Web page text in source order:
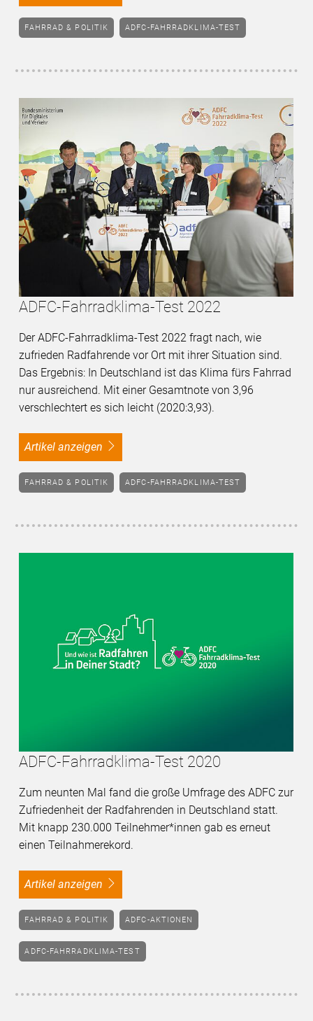
FAHRRAD & POLITIK ADFC-FAHRRADKLIMA-TEST
ADFC-Fahrradklima-Test 2022
Der ADFC-Fahrradklima-Test 2022 fragt nach, wie
zufrieden Radfahrende vor Ort mit ihrer Situation sind.
Das Ergebnis: In Deutschland ist das Klima fürs Fahrrad
nur ausreichend. Mit einer Gesamtnote von 3,96
verschlechtert es sich leicht (2020:3,93).
Artikel anzeigen
FAHRRAD & POLITIK ADFC-FAHRRADKLIMA-TEST
ADFC-Fahrradklima-Test 2020
Zum neunten Mal fand die große Umfrage des ADFC zur
Zufriedenheit der Radfahrenden in Deutschland statt.
Mit knapp 230.000 Teilnehmer*innen gab es erneut
einen Teilnahmerekord.
Artikel anzeigen
FAHRRAD & POLITIK ADFC-AKTIONEN
ADFC-FAHRRADKLIMA-TEST